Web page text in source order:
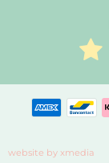
website by xmedia